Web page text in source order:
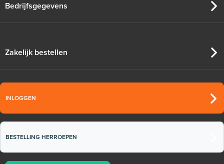
Bedrijfsgegevens
Zakelijk bestellen
INLOGGEN
BESTELLING HERROEPEN